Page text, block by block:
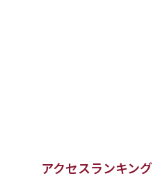
アクセスランキング